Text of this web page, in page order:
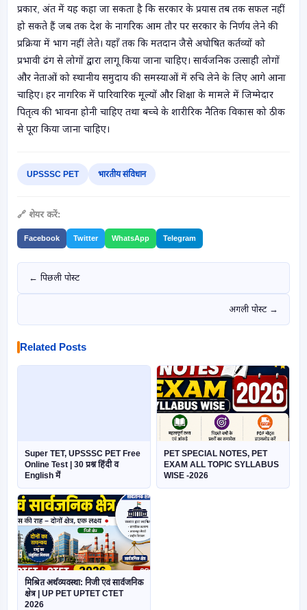
प्रकार, अंत में यह कहा जा सकता है कि सरकार के प्रयास तब तक सफल नहीं
हो सकते हैं जब तक देश के नागरिक आम तौर पर सरकार के निर्णय लेने की
प्रक्रिया में भाग नहीं लेते। यहाँ तक कि मतदान जैसे अघोषित कर्तव्यों को
प्रभावी ढंग से लोगों द्वारा लागू किया जाना चाहिए। सार्वजनिक उत्साही लोगों
और नेताओं को स्थानीय समुदाय की समस्याओं में रुचि लेने के लिए आगे आना
चाहिए। हर नागरिक में पारिवारिक मूल्यों और शिक्षा के मामले में जिम्मेदार
पितृत्व की भावना होनी चाहिए तथा बच्चे के शारीरिक नैतिक विकास को ठीक
से पूरा किया जाना चाहिए।
UPSSSC PET भारतीय संविधान
🔗 शेयर करें:
Facebook Twitter WhatsApp Telegram
← पिछली पोस्ट
अगली पोस्ट →
Related Posts
Super TET, UPSSSC PET Free
Online Test | 30 प्रश्न हिंदी व
English में
PET SPECIAL NOTES, PET
EXAM ALL TOPIC SYLLABUS
WISE -2026
मिश्रित अर्थव्यवस्था: निजी एवं सार्वजनिक
क्षेत्र | UP PET UPTET CTET
2026